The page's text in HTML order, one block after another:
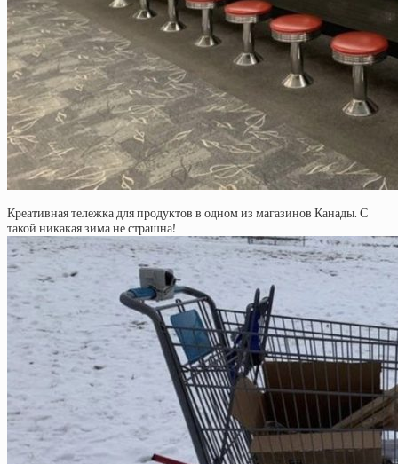
Креативная тележка для продуктов в одном из магазинов Канады. С
такой никакая зима не страшна!